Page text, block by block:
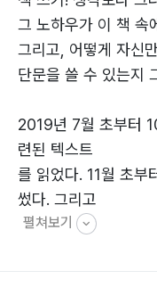
그 노하우가 이 책 속
그리고, 어떻게 자신
단문을 쓸 수 있는지
2019년 7월 초부터
련된 텍스트
를 읽었다. 11월 초부
썼다. 그리고
2020년 1월 초부터
펼쳐보기